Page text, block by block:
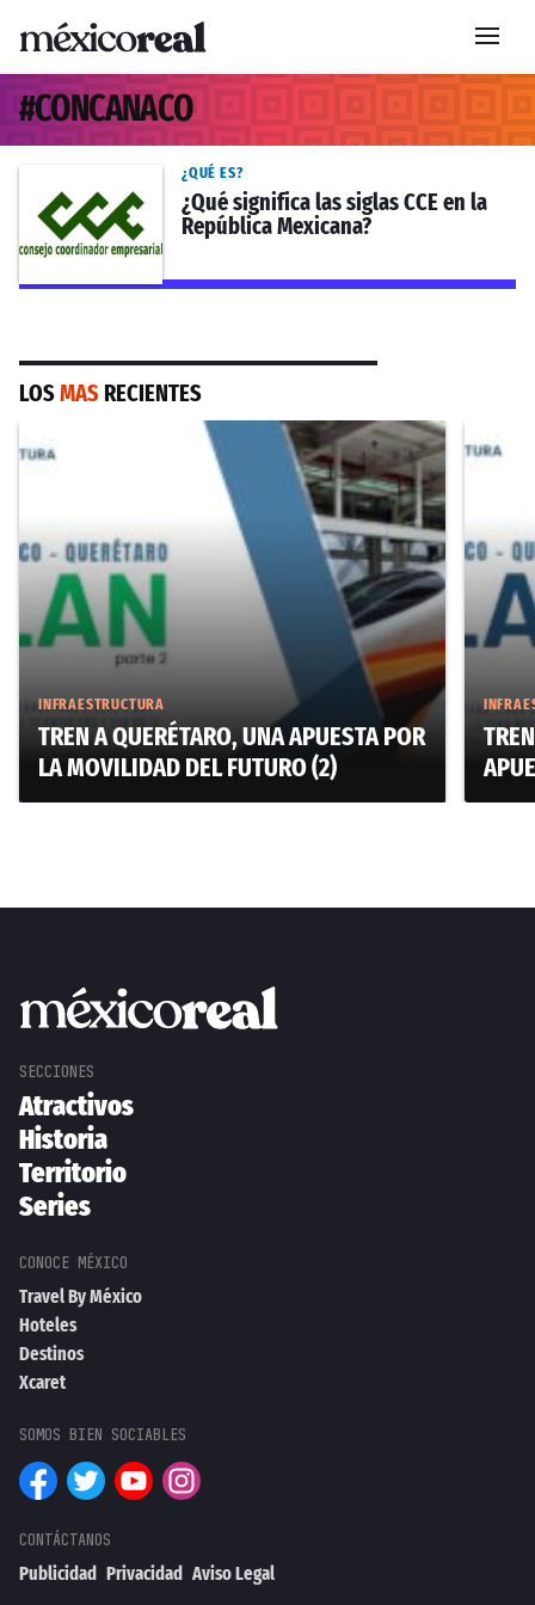
#CONCANACO
¿QUÉ ES?
¿Qué significa las siglas CCE en la
República Mexicana?
LOSMAS RECIENTES
INFRAESTRUCTURA
TREN A QUERÉTARO, UNA APUESTA POR
LA MOVILIDAD DEL FUTURO (2)
Atractivos
Historia
Territorio
Series
Travel By México
Hoteles
Destinos
Xcaret
Publicidad Privacidad Aviso Legal